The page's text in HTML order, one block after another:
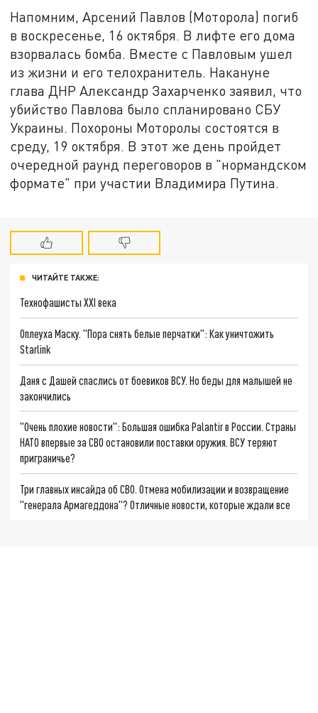
Напомним, Арсений Павлов (Моторола) погиб
в воскресенье, 16 октября. В лифте его дома
взорвалась бомба. Вместе с Павловым ушел
из жизни и его телохранитель. Накануне
глава ДНР Александр Захарченко заявил, что
убийство Павлова было спланировано СБУ
Украины. Похороны Моторолы состоятся в
среду, 19 октября. В этот же день пройдет
очередной раунд переговоров в "нормандском
формате" при участии Владимира Путина.
ЧИТАЙТЕ ТАКЖЕ:
Технофашисты XXI века
Оплеуха Маску. "Пора снять белые перчатки": Как уничтожить
Starlink
Даня с Дашей спаслись от боевиков ВСУ. Но беды для малышей не
закончились
"Очень плохие новости": Большая ошибка Palantir в России. Страны
НАТО впервые за СВО остановили поставки оружия. ВСУ теряют
приграничье?
Три главных инсайда об СВО. Отмена мобилизации и возвращение
"генерала Армагеддона"? Отличные новости, которые ждали все